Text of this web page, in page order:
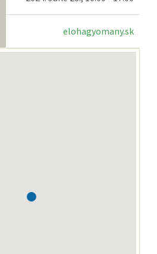
elohagyomany.sk